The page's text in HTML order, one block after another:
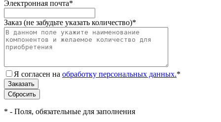
Электронная почта*
Заказ (не забудьте указать количество)*
Я согласен на обработку персональных данных.*
* - Поля, обязательные для заполнения